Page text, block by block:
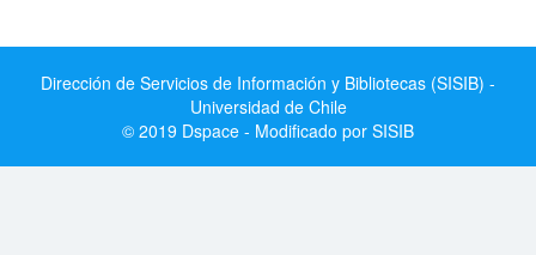
Dirección de Servicios de Información y Bibliotecas (SISIB) -
Universidad de Chile
© 2019 Dspace - Modificado por SISIB